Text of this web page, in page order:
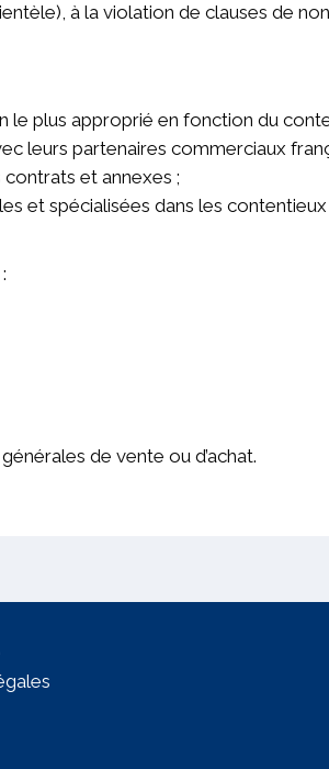
à la violation de clauses de
plus approprié en fonction du
leurs partenaires commerciaux
et annexes ;
et spécialisées dans les
de vente ou d’achat.